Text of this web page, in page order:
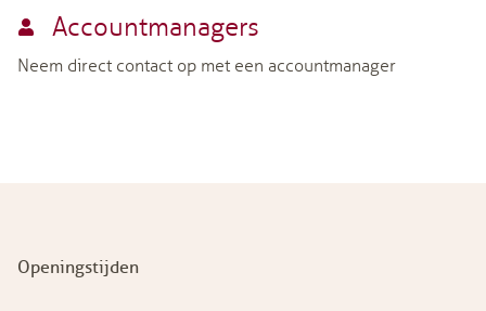
Accountmanagers
Neem direct contact op met een accountmanager
Openingstijden